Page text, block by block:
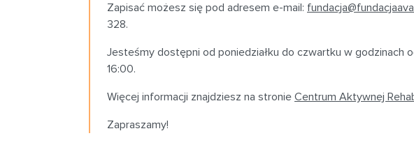
Zapisać możesz się pod adresem e-mail:
328.
Jesteśmy dostępni od poniedziałku do czwartku w
16:00.
Więcej informacji znajdziesz na stronie Centrum Aktywnej
Zapraszamy!